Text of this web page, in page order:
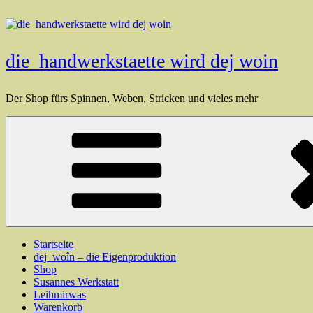
Inhalt
die_handwerkstaette wird dej woin
Der Shop fürs Spinnen, Weben, Stricken und vieles mehr
Startseite
dej_woîn – die Eigenproduktion
Shop
Susannes Werkstatt
Leihmirwas
Warenkorb